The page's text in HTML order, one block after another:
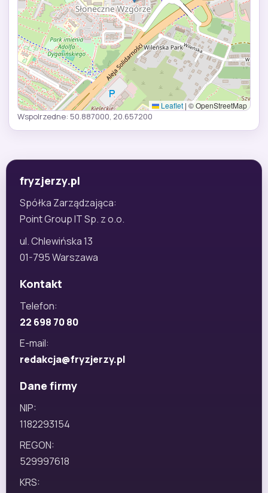
Leaflet | © OpenStreetMap
Wspolrzedne: 50.887000, 20.657200
fryzjerzy.pl
Spółka Zarządzająca:
Point Group IT Sp. z o.o.
ul. Chlewińska 13
01-795 Warszawa
Kontakt
Telefon:
22 698 70 80
E-mail:
redakcja@fryzjerzy.pl
Dane firmy
NIP:
1182293154
REGON:
529997618
KRS: